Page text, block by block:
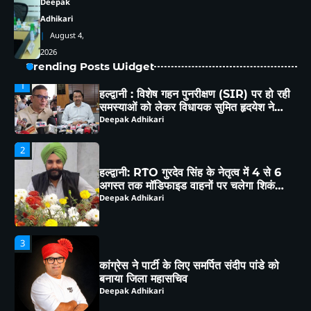
Adhikari
August 4,
2026
Trending Posts Widget
1
2
हल्द्वानी: RTO गुरदेव सिंह के नेतृत्व में 4 से 6
अगस्त तक मॉडिफाइड वाहनों पर चलेगा शिकंजा,
ब्लैक फिल्म-हूटर-रेट्रो साइलेंसर पर होगी सख्त
कार्रवाई
Deepak Adhikari
कांग्रेस ने पार्टी के लिए समर्पित संदीप पांडे को
बनाया जिला महासचिव
Deepak Adhikari
भीमताल के नियोजित विकास को लेकर दर्जा
राज्यमंत्री भावना मेहरा ने मुख्यमंत्री को सौंपा